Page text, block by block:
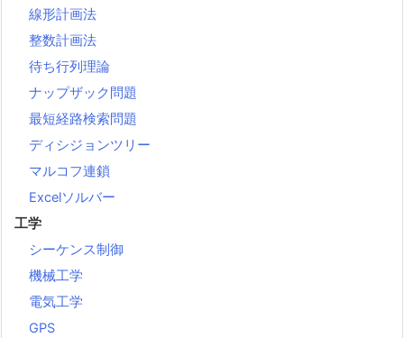
線形計画法
整数計画法
待ち行列理論
ナップザック問題
最短経路検索問題
ディシジョンツリー
マルコフ連鎖
Excelソルバー
工学
シーケンス制御
機械工学
電気工学
GPS